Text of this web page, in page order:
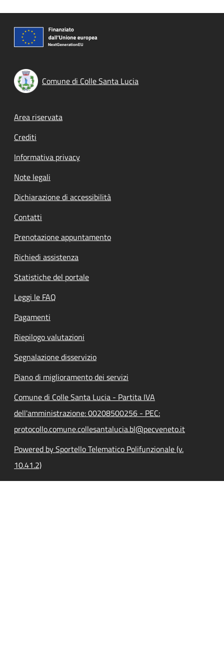
Comune di Colle Santa Lucia
Footer menu
Area riservata
Crediti
Informativa privacy
Note legali
Dichiarazione di accessibilità
Contatti
Prenotazione appuntamento
Richiedi assistenza
Statistiche del portale
Leggi le FAQ
Pagamenti
Riepilogo valutazioni
Segnalazione disservizio
Piano di miglioramento dei servizi
Comune di Colle Santa Lucia - Partita IVA
dell'amministrazione: 00208500256 - PEC:
protocollo.comune.collesantalucia.bl@pecveneto.it
Powered by Sportello Telematico Polifunzionale (v.
10.41.2)